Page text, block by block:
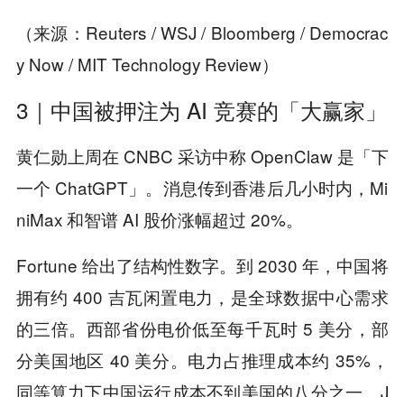
（来源：Reuters / WSJ / Bloomberg / Democrac
y Now / MIT Technology Review）
3｜中国被押注为 AI 竞赛的「大赢家」
黄仁勋上周在 CNBC 采访中称 OpenClaw 是「下
一个 ChatGPT」。消息传到香港后几小时内，Mi
niMax 和智谱 AI 股价涨幅超过 20%。
Fortune 给出了结构性数字。到 2030 年，中国将
拥有约 400 吉瓦闲置电力，是全球数据中心需求
的三倍。西部省份电价低至每千瓦时 5 美分，部
分美国地区 40 美分。电力占推理成本约 35%，
同等算力下中国运行成本不到美国的八分之一。J